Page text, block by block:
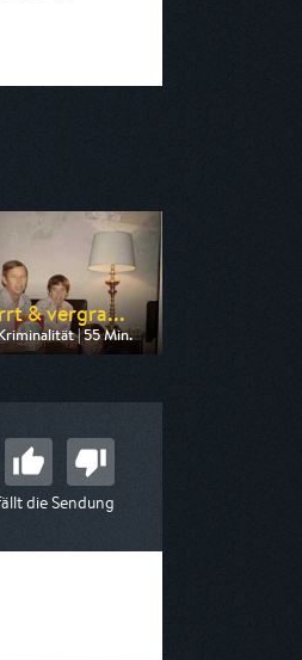
& vergra...
| 55 Min.
von SAT.1 Gold
die Sendung